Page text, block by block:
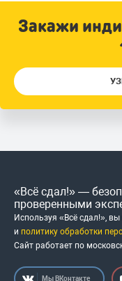
Закажи
«Всё сдал!» —
проверенными
Используя «Всё сдал!»,
и политику обработки
Сайт работает по
Мы ВКонтакте